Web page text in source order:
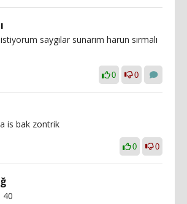
saygılar sunarım harun sırmalı
0 0
is bak zontrik
0 0
40